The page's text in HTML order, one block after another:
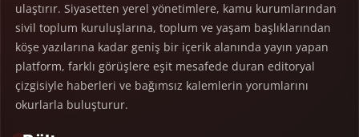
ulaştırır. Siyasetten yerel yönetimlere, kamu kurumlarından
sivil toplum kuruluşlarına, toplum ve yaşam başlıklarından
köşe yazılarına kadar geniş bir içerik alanında yayın yapan
platform, farklı görüşlere eşit mesafede duran editoryal
çizgisiyle haberleri ve bağımsız kalemlerin yorumlarını
okurlarla buluşturur.